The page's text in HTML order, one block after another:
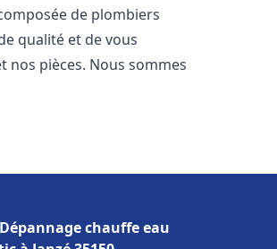
de plombiers
qualité et de vous
nos pièces. Nous sommes
chauffe eau